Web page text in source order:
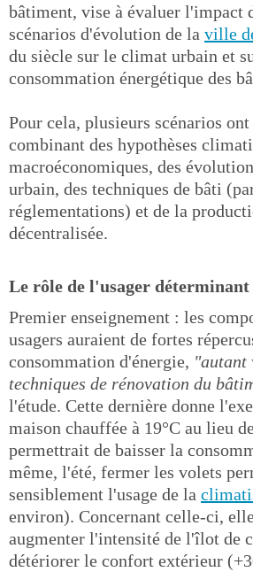
bâtiment, vise à évaluer l'impact
scénarios d'évolution de la ville
du siècle sur le climat urbain et
consommation énergétique des
Pour cela, plusieurs scénarios ont
combinant des hypothèses
macroéconomiques, des
urbain, des techniques de bâti
réglementations) et de la
décentralisée.
Le rôle de l'usager déterminant
Premier enseignement : les
usagers auraient de fortes
consommation d'énergie, "autant
techniques de rénovation du
l'étude. Cette dernière donne
maison chauffée à 19°C au lieu
permettrait de baisser la
même, l'été, fermer les volets
sensiblement l'usage de la
environ). Concernant celle-ci,
augmenter l'intensité de l'îlot de
détériorer le confort extérieur